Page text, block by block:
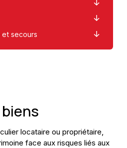
secours
locataire ou propriétaire,
face aux risques liés aux